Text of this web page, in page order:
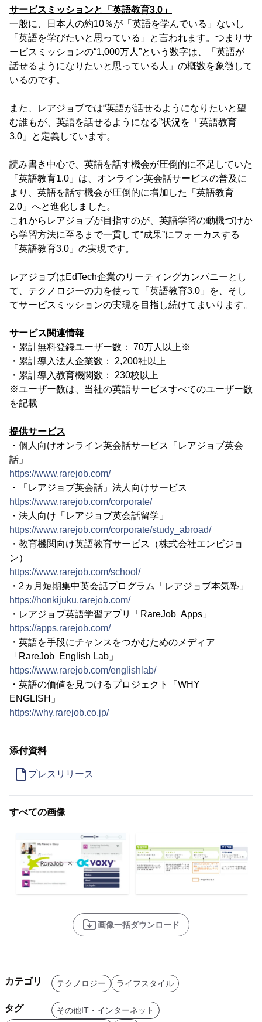
サービスミッションと「英語教育3.0」
一般に、日本人の約10％が「英語を学んでいる」ないし
「英語を学びたいと思っている」と言われます。つまりサ
ービスミッションの“1,000万人”という数字は、「英語が
話せるようになりたいと思っている人」の概数を象徴して
いるのです。
また、レアジョブでは“英語が話せるようになりたいと望
む誰もが、英語を話せるようになる”状況を「英語教育
3.0」と定義しています。
読み書き中心で、英語を話す機会が圧倒的に不足していた
「英語教育1.0」は、オンライン英会話サービスの普及に
より、英語を話す機会が圧倒的に増加した「英語教育
2.0」へと進化しました。
これからレアジョブが目指すのが、英語学習の動機づけか
ら学習方法に至るまで一貫して“成果”にフォーカスする
「英語教育3.0」の実現です。
レアジョブはEdTech企業のリーティングカンパニーとし
て、テクノロジーの力を使って「英語教育3.0」を、そし
てサービスミッションの実現を目指し続けてまいります。
サービス関連情報
・累計無料登録ユーザー数： 70万人以上※
・累計導入法人企業数： 2,200社以上
・累計導入教育機関数： 230校以上
※ユーザー数は、当社の英語サービスすべてのユーザー数
を記載
提供サービス
・個人向けオンライン英会話サービス「レアジョブ英会
話」
https://www.rarejob.com/
・「レアジョブ英会話」法人向けサービス
https://www.rarejob.com/corporate/
・法人向け「レアジョブ英会話留学」
https://www.rarejob.com/corporate/study_abroad/
・教育機関向け英語教育サービス（株式会社エンビジョ
ン）
https://www.rarejob.com/school/
・2ヵ月短期集中英会話プログラム「レアジョブ本気塾」
https://honkijuku.rarejob.com/
・レアジョブ英語学習アプリ「RareJob Apps」
https://apps.rarejob.com/
・英語を手段にチャンスをつかむためのメディア
「RareJob English Lab」
https://www.rarejob.com/englishlab/
・英語の価値を見つけるプロジェクト「WHY
ENGLISH」
https://why.rarejob.co.jp/
添付資料
プレスリリース
すべての画像
画像一括ダウンロード
カテゴリ テクノロジー ライフスタイル
タグ
その他IT・インターネット